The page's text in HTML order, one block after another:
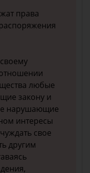
права
любые
закону и
нарушающие
интересы
свое
другим